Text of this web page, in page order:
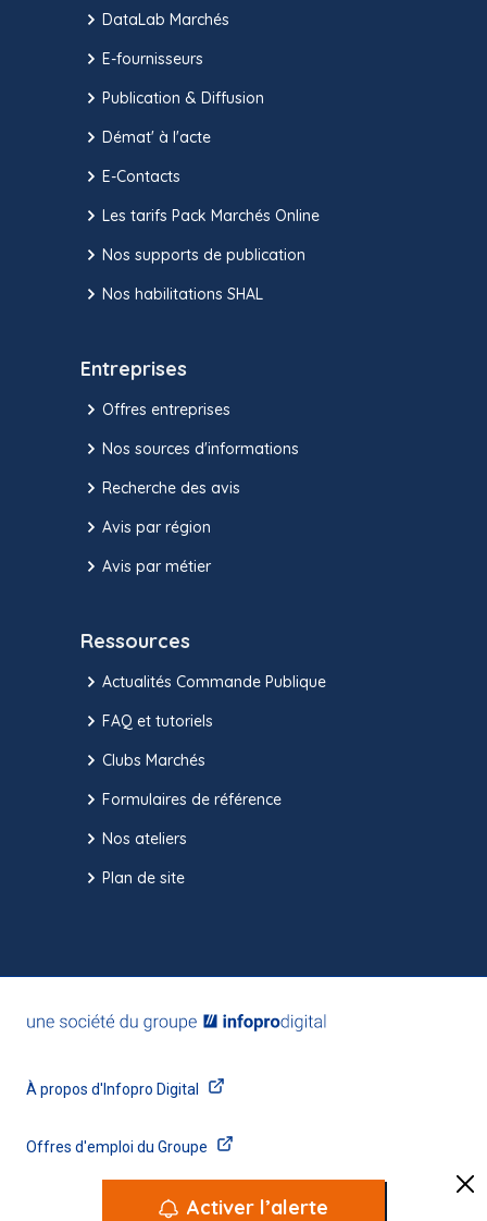
Activer l’alerte
DataLab Marchés
E-fournisseurs
Publication & Diffusion
Démat' à l'acte
E-Contacts
Les tarifs Pack Marchés Online
Nos supports de publication
Nos habilitations SHAL
Entreprises
Offres entreprises
Nos sources d'informations
Recherche des avis
Avis par région
Avis par métier
Ressources
Actualités Commande Publique
FAQ et tutoriels
Clubs Marchés
Formulaires de référence
Nos ateliers
Plan de site